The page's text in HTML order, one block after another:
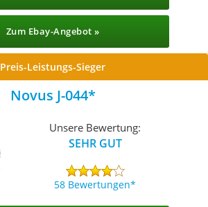
Zum Ebay-Angebot »
Preis-Leistungs-Sieger
Novus J-044
Unsere Bewertung:
SEHR GUT
58 Bewertungen